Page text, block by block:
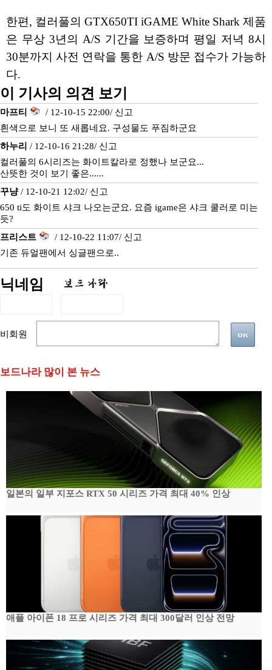
한편, 컬러풀의 GTX650TI iGAME White Shark 제품
은 무상 3년의 A/S 기간을 보증하며 평일 저녁 8시
30분까지 사전 연락을 통한 A/S 방문 접수가 가능하
다.
이 기사의 의견 보기
마프티 / 12-10-15 22:00/ 신고
흰색으로 보니 또 새롭네요. 구성물도 푸짐하군요
하누리 / 12-10-16 21:28/ 신고
컬러풀의 6시리즈는 화이트칼라로 정했나 보군요...
산뜻한 것이 보기 좋은......
꾸냥/ 12-10-21 12:02/ 신고
650 ti도 화이트 샤크 나오는군요. 요즘 igame은 샤크 쿨러로 미는
듯?
프리스트
/ 12-10-22 11:07/ 신고
기존 듀얼팬에서 싱글팬으로..
닉네임
비회원
보드나라 많이 본 뉴스
일본의 일부 지포스 RTX 50 시리즈 가격 최대 40% 인상
애플 아이폰 18 프로 시리즈 가격 최대 300달러 인상 전망